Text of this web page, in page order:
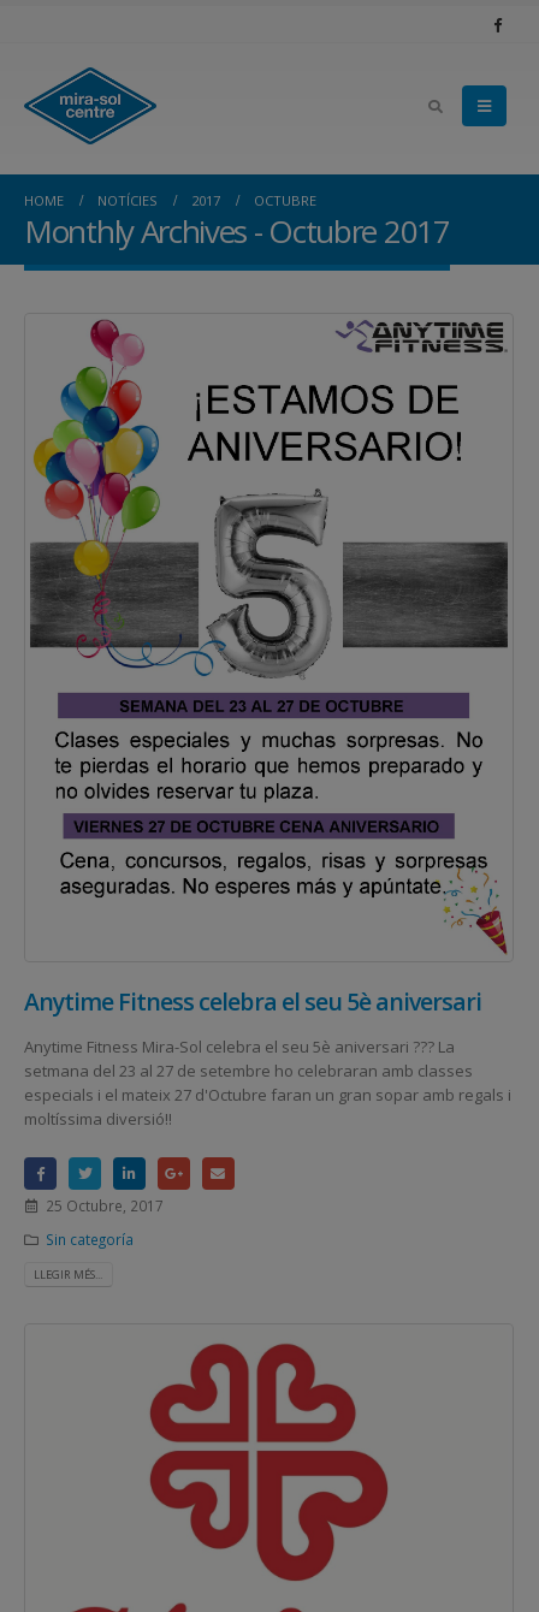
HOME NOTÍCIES 2017 OCTUBRE
Monthly Archives - Octubre 2017
Anytime Fitness celebra el seu 5è aniversari
Anytime Fitness Mira-Sol celebra el seu 5è aniversari ??? La
setmana del 23 al 27 de setembre ho celebraran amb classes
especials i el mateix 27 d'Octubre faran un gran sopar amb regals i
moltíssima diversió!!
25 Octubre, 2017
Sin categoría
LLEGIR MÉS...